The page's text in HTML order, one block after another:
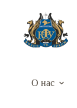
О нас